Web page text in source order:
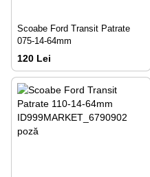
Scoabe Ford Transit Patrate
075-14-64mm
120 Lei